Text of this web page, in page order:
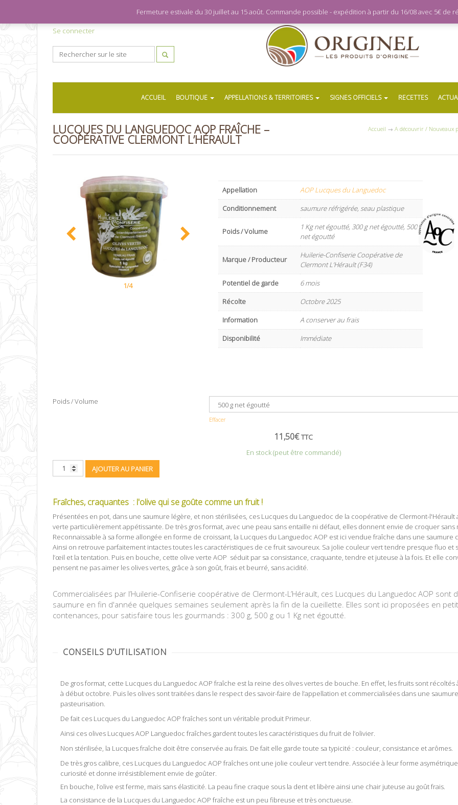
Se connecter
ACCUEIL BOUTIQUE APPELLATIONS & TERRITOIRES SIGNES OFFICIELS RECETTES
LUCQUES DU LANGUEDOC AOP FRAÎCHE –
COOPÉRATIVE CLERMONT L’HÉRAULT
Accueil → A découvrir / Nouveaux
1/4
Appellation
AOP Lucques du Languedoc
Conditionnement
saumure réfrigérée, seau plastique
Poids / Volume
1 Kg net égoutté, 300 g net égoutté, 500 g
net égoutté
Marque / Producteur
Huilerie-Confiserie Coopérative de
Clermont L’Hérault (F34)
Potentiel de garde
6 mois
Récolte
Octobre 2025
Information
A conserver au frais
Disponibilité
Immédiate
Poids / Volume
Effacer
11,50€ TTC
En stock (peut être commandé)
AJOUTER AU PANIER
Fraîches, craquantes : l'olive qui se goûte comme un fruit !
Présentées en pot, dans une saumure légère, et non stérilisées, ces Lucques du Languedoc de la coopérative de Clermont-
verte particulièrement appétissante. De très gros format, avec une peau sans entaille ni défaut, elles donnent envie de croquer sans
Reconnaissable à sa forme allongée en forme de croissant, la Lucques du Languedoc AOP est ici vendue fraîche dans une saumure
Ainsi on retrouve parfaitement intactes toutes les caractéristiques de ce fruit savoureux. Sa jolie couleur vert tendre presque fluo et
l’œil et la tentation. Puis en bouche, cette olive verte AOP séduit par sa consistance, craquante, tendre et juteuse à la fois. Et elle
pensent ne pas aimer les olives vertes, grâce à son goût, frais et beurré, sans acidité.
Commercialisées par l’Huilerie-Confiserie coopérative de Clermont-L’Hérault, ces Lucques du Languedoc AOP sont
saumure en fin d'année quelques semaines seulement après la fin de la cueillette. Elles sont ici proposées en
contenances, pour satisfaire tous les gourmands : 300 g, 500 g ou 1 Kg net égoutté.
CONSEILS D'UTILISATION
De gros format, cette Lucques du Languedoc AOP fraîche est la reine des olives vertes de bouche. En effet, les fruits sont récoltés
à début octobre. Puis les olives sont traitées dans le respect des savoir-faire de l’appellation et commercialisées dans une
pasteurisation.
De fait ces Lucques du Languedoc AOP fraîches sont un véritable produit Primeur.
Ainsi ces olives Lucques AOP Languedoc fraîches gardent toutes les caractéristiques du fruit de l’olivier.
Non stérilisée, la Lucques fraîche doit être conservée au frais. De fait elle garde toute sa typicité : couleur, consistance et arômes.
De très gros calibre, ces Lucques du Languedoc AOP fraîches ont une jolie couleur vert tendre. Associée à leur forme
curiosité et donne irrésistiblement envie de goûter.
En bouche, l’olive est ferme, mais sans élasticité. La peau fine craque sous la dent et libère ainsi une chair juteuse au goût frais.
La consistance de la Lucques du Languedoc AOP fraîche est un peu fibreuse et très onctueuse.
Fermeture estivale du 30 juillet au 15 août. Commande possible - expédition à partir du 16/08 avec 5€ de